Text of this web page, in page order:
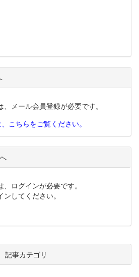
メール会員登録が必要です。
こちらをご覧ください。
ログインが必要です。
してください。
記事カテゴリ